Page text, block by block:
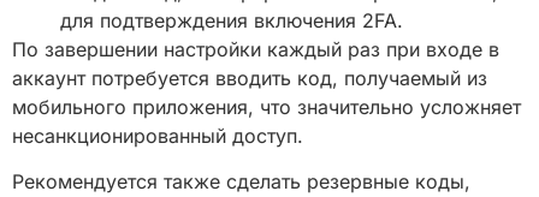
для подтверждения включения 2FA.
По завершении настройки каждый раз при входе в
аккаунт потребуется вводить код, получаемый из
мобильного приложения, что значительно усложняет
несанкционированный доступ.
Рекомендуется также сделать резервные коды,